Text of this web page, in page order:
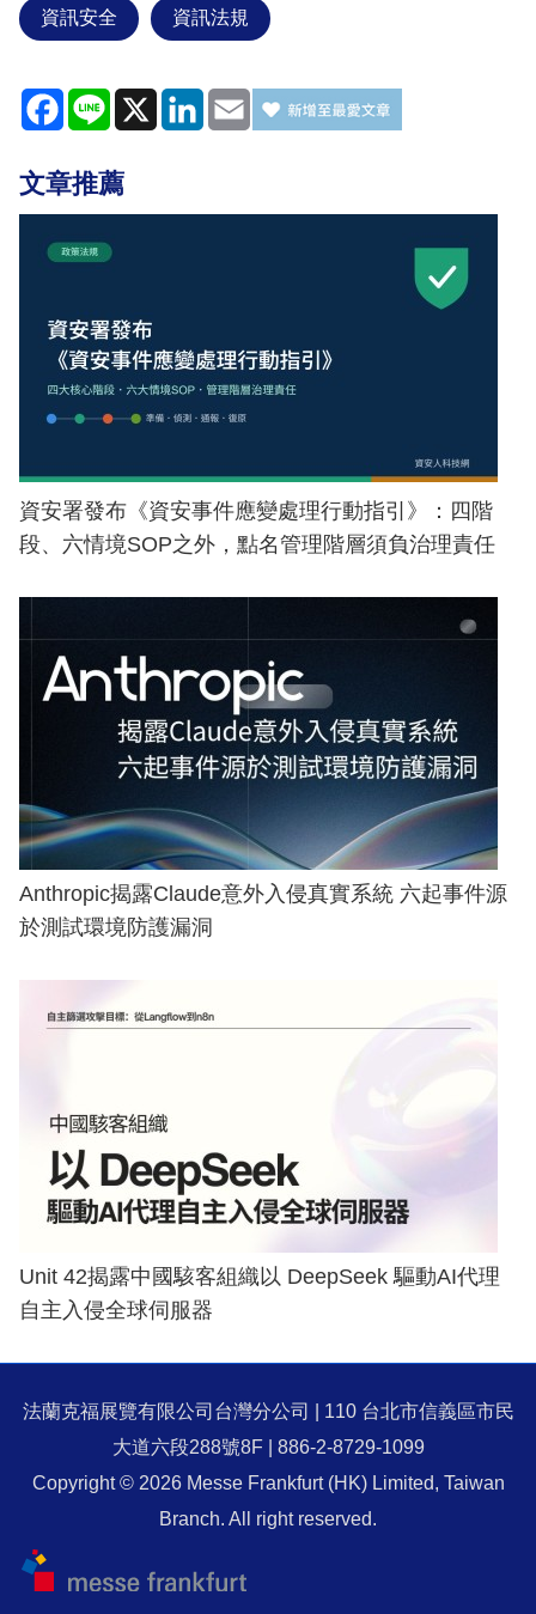
資訊安全 資訊法規
Facebook
Line X LinkedIn
Email
文章推薦
資安署發布《資安事件應變處理行動指引》：四階
段、六情境SOP之外，點名管理階層須負治理責任
Anthropic揭露Claude意外入侵真實系統 六起事件源
於測試環境防護漏洞
Unit 42揭露中國駭客組織以 DeepSeek 驅動AI代理
自主入侵全球伺服器
法蘭克福展覽有限公司台灣分公司 | 110 台北市信義區市民
大道六段288號8F | 886-2-8729-1099
Copyright © 2026 Messe Frankfurt (HK) Limited, Taiwan
Branch. All right reserved.